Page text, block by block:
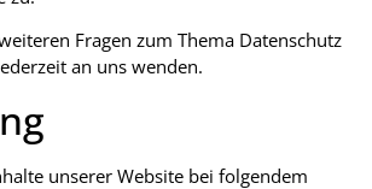
Fragen zum Thema Datenschutz
an uns wenden.
unserer Website bei folgendem